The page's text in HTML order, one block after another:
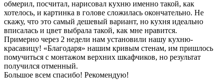
обмерил, посчитал, нарисовал кухню именно такой, как
хотелось, и картинка в голове сложилась окончательно. Не
скажу, что это самый дешевый вариант, но кухня идеально
вписалась и цвет выбрала такой, как мне нравится.
Примерно через 2 недели нам установили нашу кухню-
красавицу! «Благодаря» нашим кривым стенам, им пришлось
помучиться с монтажом верхних шкафчиков, но результат
получился отменный.
Большое всем спасибо! Рекомендую!